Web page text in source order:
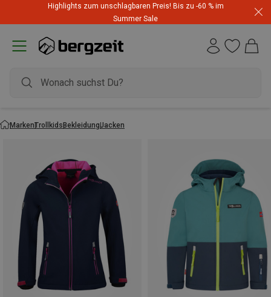
Highlights zum unschlagbaren Preis! Bis zu -60 % im
Summer Sale
MarkenTrollkidsBekleidungJacken